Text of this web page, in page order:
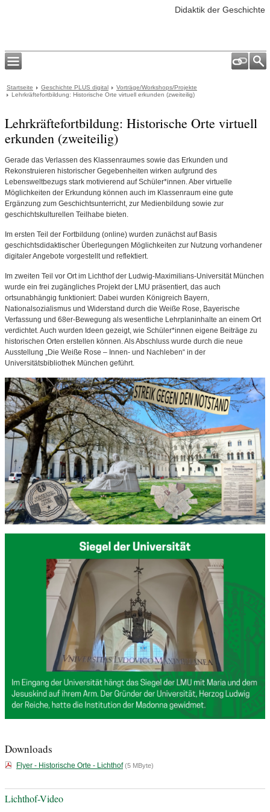
Didaktik der Geschichte
Startseite Geschichte PLUS digital
Vorträge/Workshops/Projekte
Lehrkräftefortbildung: Historische Orte virtuell erkunden (zweiteilig)
Lehrkräftefortbildung: Historische Orte virtuell
erkunden (zweiteilig)
Gerade das Verlassen des Klassenraumes sowie das Erkunden und
Rekonstruieren historischer Gegebenheiten wirken aufgrund des
Lebensweltbezugs stark motivierend auf Schüler*innen. Aber virtuelle
Möglichkeiten der Erkundung können auch im Klassenraum eine gute
Ergänzung zum Geschichtsunterricht, zur Medienbildung sowie zur
geschichtskulturellen Teilhabe bieten.
Im ersten Teil der Fortbildung (online) wurden zunächst auf Basis
geschichtsdidaktischer Überlegungen Möglichkeiten zur Nutzung vorhandener
digitaler Angebote vorgestellt und reflektiert.
Im zweiten Teil vor Ort im Lichthof der Ludwig-Maximilians-Universität München
wurde ein frei zugängliches Projekt der LMU präsentiert, das auch
ortsunabhängig funktioniert: Dabei wurden Königreich Bayern,
Nationalsozialismus und Widerstand durch die Weiße Rose, Bayerische
Verfassung und 68er-Bewegung als wesentliche Lehrplaninhalte an einem Ort
verdichtet. Auch wurden Ideen gezeigt, wie Schüler*innen eigene Beiträge zu
historischen Orten erstellen können. Als Abschluss wurde durch die neue
Ausstellung „Die Weiße Rose – Innen- und Nachleben“ in der
Universitätsbibliothek München geführt.
Downloads
Flyer - Historische Orte - Lichthof (5 MByte)
Lichthof-Video